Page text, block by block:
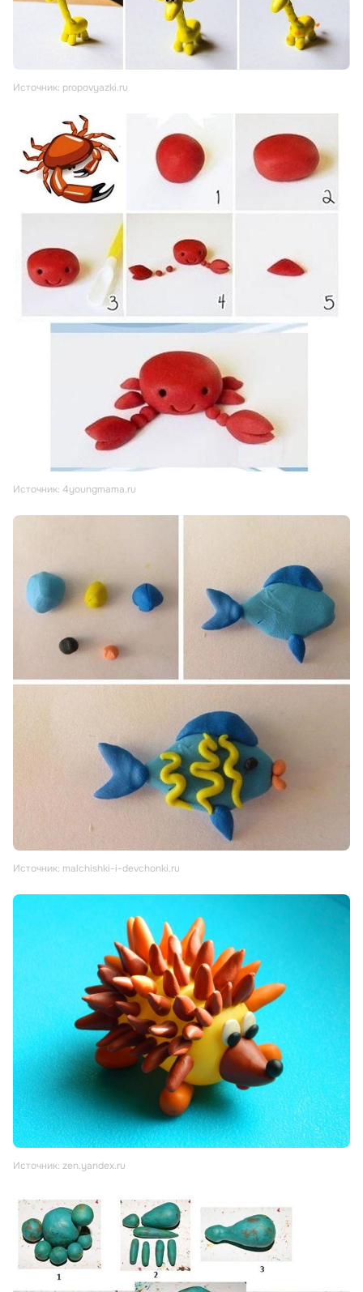
Источник: propovyazki.ru
Источник: 4youngmama.ru
Источник: malchishki-i-devchonki.ru
Источник: zen.yandex.ru